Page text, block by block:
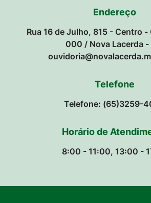
Endereço
Rua 16 de Julho, 815 - Centro
000 / Nova Lacerda -
Telefone
Telefone: (65)3259-
Horário de
8:00 - 11:00, 13:00 -